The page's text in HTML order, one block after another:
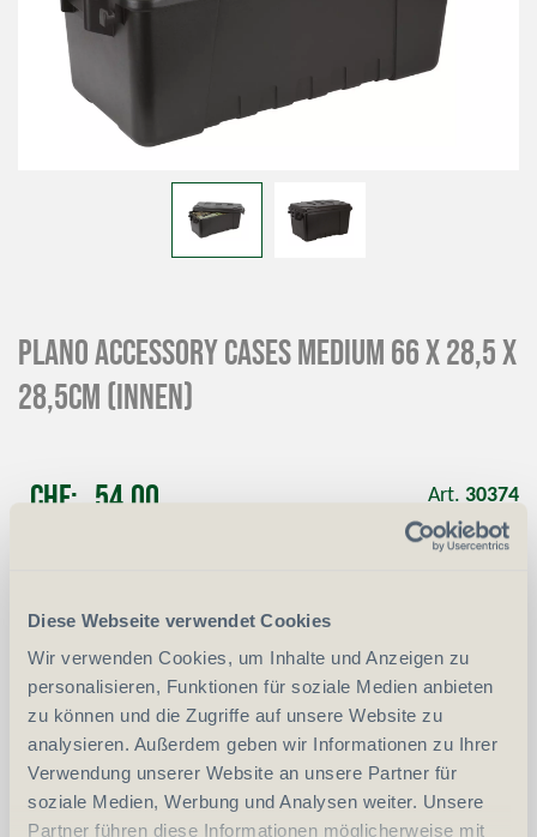
Diese Webseite verwendet Cookies
Wir verwenden Cookies, um Inhalte und Anzeigen zu
personalisieren, Funktionen für soziale Medien anbieten
zu können und die Zugriffe auf unsere Website zu
analysieren. Außerdem geben wir Informationen zu Ihrer
Verwendung unserer Website an unsere Partner für
soziale Medien, Werbung und Analysen weiter. Unsere
Partner führen diese Informationen möglicherweise mit
Plano Accessory Cases Medium 66 x 28,5 x
28,5cm (innen)
CHF 54.00 Art. 30374
vergleichen In den Warenkorb